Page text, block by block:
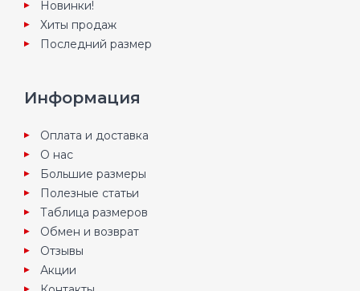
Новинки!
Хиты продаж
Последний размер
Информация
Оплата и доставка
О нас
Большие размеры
Полезные статьи
Таблица размеров
Обмен и возврат
Отзывы
Акции